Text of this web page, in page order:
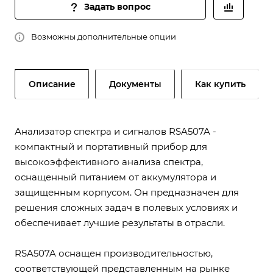
Задать вопрос
Возможны дополнительные опции
Описание Документы Как купить
Анализатор спектра и сигналов RSA507A -
компактный и портативный прибор для
высокоэффективного анализа спектра,
оснащенный питанием от аккумулятора и
защищенным корпусом. Он предназначен для
решения сложных задач в полевых условиях и
обеспечивает лучшие результаты в отрасли.
RSA507A оснащен производительностью,
соответствующей представленным на рынке